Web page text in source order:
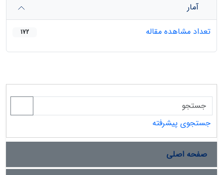
آمار
تعداد مشاهده مقاله
172
جستجوی پیشرفته
صفحه اصلی